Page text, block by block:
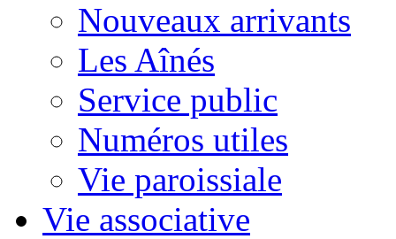
Nouveaux arrivants
Les Aînés
Service public
Numéros utiles
Vie paroissiale
Vie associative